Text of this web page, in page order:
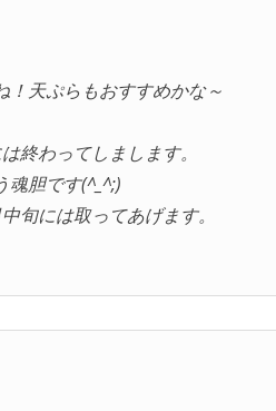
！天ぷらもおすすめかな～
終わってしまします。
魂胆です(^_^;)
旬には取ってあげます。